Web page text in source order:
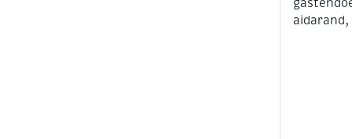
aantal